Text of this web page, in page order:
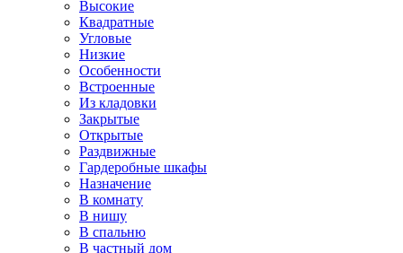
Высокие
Квадратные
Угловые
Низкие
Особенности
Встроенные
Из кладовки
Закрытые
Открытые
Раздвижные
Гардеробные шкафы
Назначение
В комнату
В нишу
В спальню
В частный дом